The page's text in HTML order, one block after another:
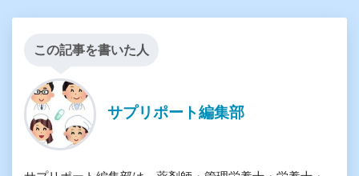
この記事を書いた人
サプリポート編集部